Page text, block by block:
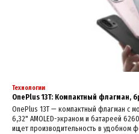
Технологии
OnePlus 13T: Компактный флагман,
OnePlus 13T — компактный флагман с
6,32" AMOLED-экраном и батареей
ищет производительность в удобном